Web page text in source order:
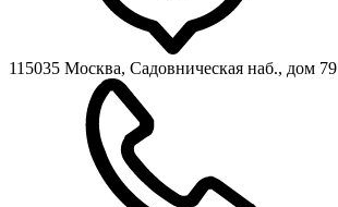
115035 Москва, Садовническая наб., дом 79